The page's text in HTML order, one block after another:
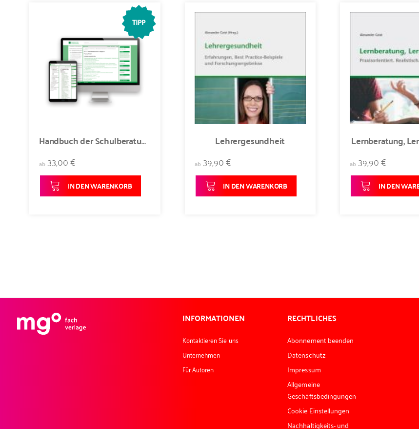
Handbuch der Schulberatung (Abo)
ab 33,00 €
IN DEN WARENKORB
Lehrergesundheit
ab 39,90 €
IN DEN WARENKORB
Lernberatung,
ab 39,90 €
IN DEN
INFORMATIONEN
Kontaktieren Sie uns
Unternehmen
Für Autoren
RECHTLICHES
Abonnement beenden
Datenschutz
Impressum
Allgemeine
Geschäftsbedingungen
Cookie Einstellungen
Nachhaltigkeits- und